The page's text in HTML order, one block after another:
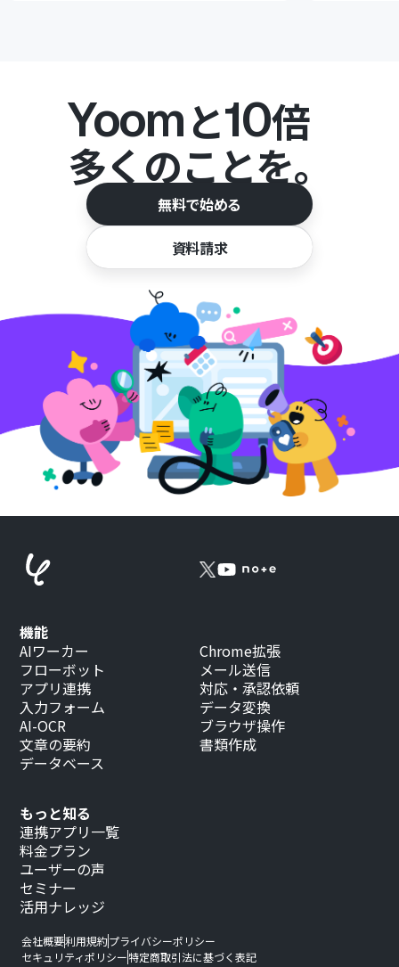
Yoomと10倍
多くのことを。
無料で始める
資料請求
もっと知る
連携アプリ一覧
料金プラン
ユーザーの声
セミナー
活用ナレッジ
機能
AIワーカー
フローボット
アプリ連携
入力フォーム
AI-OCR
文章の要約
データベース
Chrome拡張
メール送信
対応・承認依頼
データ変換
ブラウザ操作
書類作成
会社概要利用規約プライバシーポリシー
セキュリティポリシー特定商取引法に基づく表記